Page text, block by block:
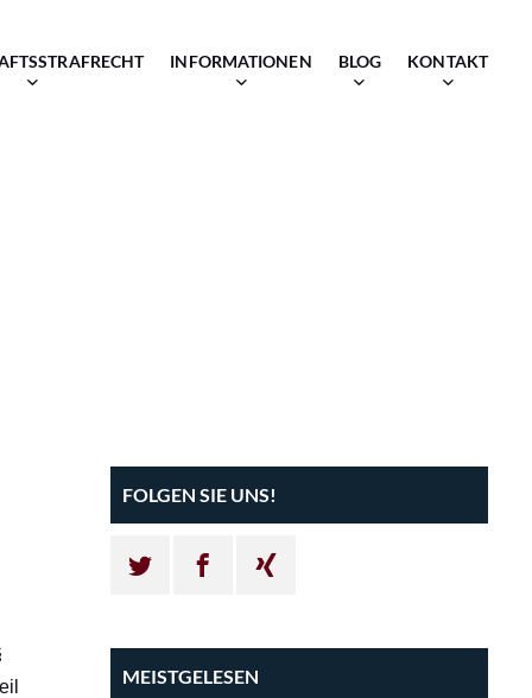
INFORMATIONEN BLOG KONTAKT
FOLGEN SIE UNS!
MEISTGELESEN